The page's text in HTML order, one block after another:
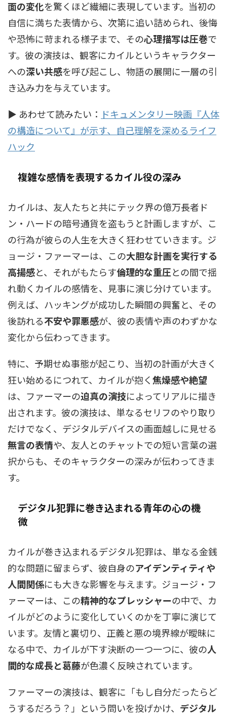
面の変化を驚くほど繊細に表現しています。当初の
自信に満ちた表情から、次第に追い詰められ、後悔
や恐怖に苛まれる様子まで、その心理描写は圧巻で
す。彼の演技は、観客にカイルというキャラクター
への深い共感を呼び起こし、物語の展開に一層の引
き込み力を与えています。
▶ あわせて読みたい： ドキュメンタリー映画『人体
の構造について』が示す、自己理解を深めるライフ
ハック
複雑な感情を表現するカイル役の深み
カイルは、友人たちと共にテック界の億万長者ド
ン・ハードの暗号通貨を盗もうと計画しますが、こ
の行為が彼らの人生を大きく狂わせていきます。ジ
ョージ・ファーマーは、この大胆な計画を実行する
高揚感と、それがもたらす倫理的な重圧との間で揺
れ動くカイルの感情を、見事に演じ分けています。
例えば、ハッキングが成功した瞬間の興奮と、その
後訪れる不安や罪悪感が、彼の表情や声のわずかな
変化から伝わってきます。
特に、予期せぬ事態が起こり、当初の計画が大きく
狂い始めるにつれて、カイルが抱く焦燥感や絶望
は、ファーマーの迫真の演技によってリアルに描き
出されます。彼の演技は、単なるセリフのやり取り
だけでなく、デジタルデバイスの画面越しに見せる
無言の表情や、友人とのチャットでの短い言葉の選
択からも、そのキャラクターの深みが伝わってきま
す。
デジタル犯罪に巻き込まれる青年の心の機
微
カイルが巻き込まれるデジタル犯罪は、単なる金銭
的な問題に留まらず、彼自身のアイデンティティや
人間関係にも大きな影響を与えます。ジョージ・フ
ァーマーは、この精神的なプレッシャーの中で、カ
イルがどのように変化していくのかを丁寧に演じて
います。友情と裏切り、正義と悪の境界線が曖昧に
なる中で、カイルが下す決断の一つ一つに、彼の人
間的な成長と葛藤が色濃く反映されています。
ファーマーの演技は、観客に「もし自分だったらど
うするだろう？」という問いを投げかけ、 デジタル